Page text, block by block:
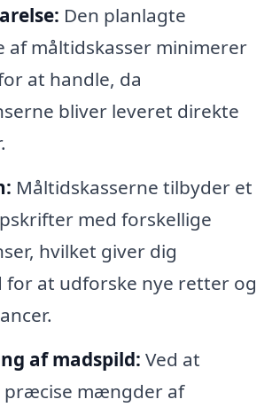
Den planlagte
af måltidskasser minimerer
at handle, da
bliver leveret direkte
Måltidskasserne tilbyder et
med forskellige
hvilket giver dig
for at udforske nye retter og
af madspild: Ved at
præcise mængder af